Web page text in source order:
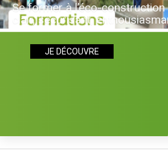
Se former à l’éco-
clair, sécurisant,
JE DÉCOUVRE